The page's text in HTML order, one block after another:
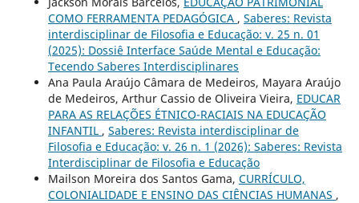
COMO FERRAMENTA PEDAGÓGICA , Saberes: Revista
interdisciplinar de Filosofia e Educação: v. 25 n. 01
(2025): Dossiê Interface Saúde Mental e Educação:
Tecendo Saberes Interdisciplinares
Ana Paula Araújo Câmara de Medeiros, Mayara Araújo
de Medeiros, Arthur Cassio de Oliveira Vieira, EDUCAR
PARA AS RELAÇÕES ÉTNICO-RACIAIS NA EDUCAÇÃO
INFANTIL , Saberes: Revista interdisciplinar de
Filosofia e Educação: v. 26 n. 1 (2026): Saberes: Revista
Interdisciplinar de Filosofia e Educação
Mailson Moreira dos Santos Gama, CURRÍCULO,
COLONIALIDADE E ENSINO DAS CIÊNCIAS HUMANAS ,